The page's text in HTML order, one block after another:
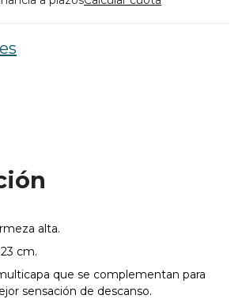
alta.
cm.
que se complementan para
sensación de descanso.